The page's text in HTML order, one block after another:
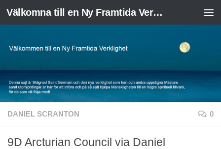
Skip to content Välkomna till en Ny Framtida Verklighet
DANIEL SCRANTON 0
9D Arcturian Council via Daniel